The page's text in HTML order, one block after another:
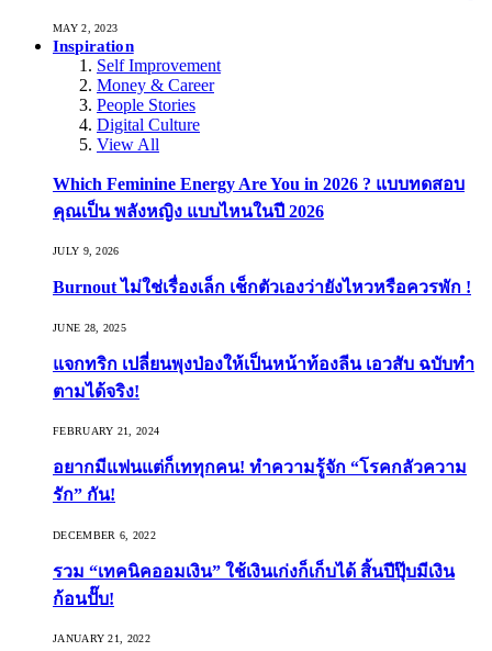
MAY 2, 2023
Inspiration
Self Improvement
Money & Career
People Stories
Digital Culture
View All
Which Feminine Energy Are You in 2026 ? แบบทดสอบ
คุณเป็น พลังหญิง แบบไหนในปี 2026
JULY 9, 2026
Burnout ไม่ใช่เรื่องเล็ก เช็กตัวเองว่ายังไหวหรือควรพัก !
JUNE 28, 2025
แจกทริก เปลี่ยนพุงป่องให้เป็นหน้าท้องลีน เอวสับ ฉบับทำ
ตามได้จริง!
FEBRUARY 21, 2024
อยากมีแฟนแต่ก็เททุกคน! ทำความรู้จัก “โรคกลัวความ
รัก” กัน!
DECEMBER 6, 2022
รวม “เทคนิคออมเงิน” ใช้เงินเก่งก็เก็บได้ สิ้นปีปุ๊บมีเงิน
ก้อนปั๊บ!
JANUARY 21, 2022